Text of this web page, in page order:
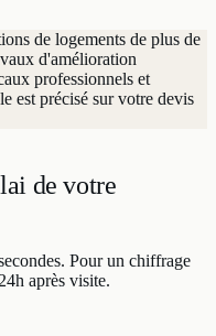
de logements de plus de
d'amélioration
professionnels et
est précisé sur votre devis
de votre
Pour un chiffrage
après visite.